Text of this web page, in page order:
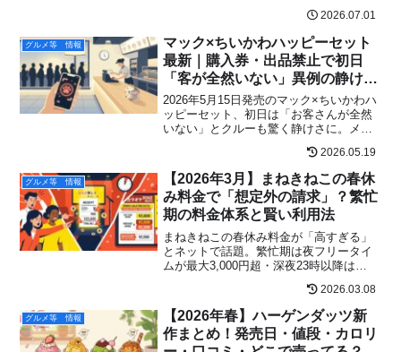
2026.07.01
グルメ等 情報
マック×ちいかわハッピーセット
最新｜購入券・出品禁止で初日
「客が全然いない」異例の静けさ
と第2弾5/29攻略法
2026年5月15日発売のマック×ちいかわハ
ッピーセット、初日は「お客さんが全然
いない」とクルーも驚く静けさに。メル
カリ・ヤフオク・ラクマが6/14まで出品
禁止、消費者庁要望の伏線、第2弾5/29に
向けた攻略3手順、北海道じゃがチーズて
りやき同時開催まで北海道発で率直に解
説。
2026.05.19
グルメ等 情報
【2026年3月】まねきねこの春休
み料金で「想定外の請求」？繁忙
期の料金体系と賢い利用法
まねきねこの春休み料金が「高すぎる」
とネットで話題。繁忙期は夜フリータイ
ムが最大3,000円超・深夜23時以降は
舗も。知らないと損する3つの罠と回避策
を完全解説。
2026.03.08
グルメ等 情報
【2026年春】ハーゲンダッツ新
作まとめ！発売日・値段・カロリ